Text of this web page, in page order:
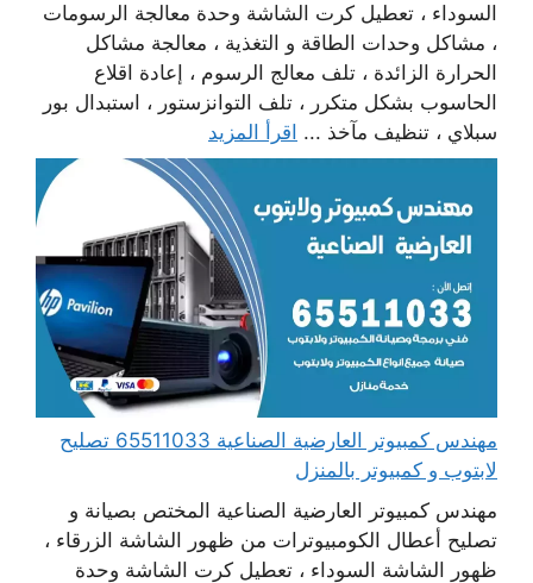
السوداء ، تعطيل كرت الشاشة وحدة معالجة الرسومات
، مشاكل وحدات الطاقة و التغذية ، معالجة مشاكل
الحرارة الزائدة ، تلف معالج الرسوم ، إعادة اقلاع
الحاسوب بشكل متكرر ، تلف التوانزستور ، استبدال بور
سبلاي ، تنظيف مآخذ ... اقرأ المزيد
مهندس كمبيوتر العارضية الصناعية 65511033 تصليح
لابتوب و كمبيوتر بالمنزل
مهندس كمبيوتر العارضية الصناعية المختص بصيانة و
تصليح أعطال الكومبيوترات من ظهور الشاشة الزرقاء ،
ظهور الشاشة السوداء ، تعطيل كرت الشاشة وحدة